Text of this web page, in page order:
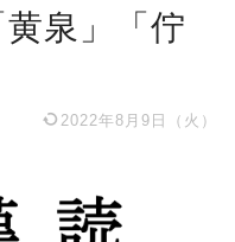
泉」「佇
2022年8月9日（火）